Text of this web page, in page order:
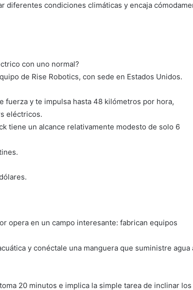
diferentes condiciones climáticas y encaja
con uno normal?
de Rise Robotics, con sede en Estados Unidos.
fuerza y te impulsa hasta 48 kilómetros por hora,
eléctricos.
tiene un alcance relativamente modesto de solo 6
opera en un campo interesante: fabrican equipos
y conéctale una manguera que suministre agua
20 minutos e implica la simple tarea de inclinar los